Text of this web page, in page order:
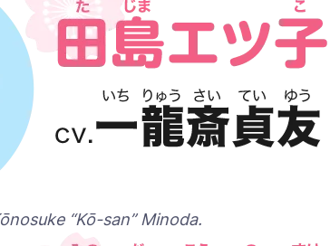
“Kō-san” Minoda.